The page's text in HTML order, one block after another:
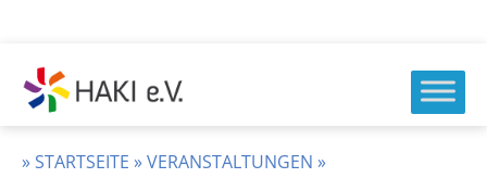
Inhalt
springen
HAKI
e.v.
»STARTSEITE »VERANSTALTUNGEN »